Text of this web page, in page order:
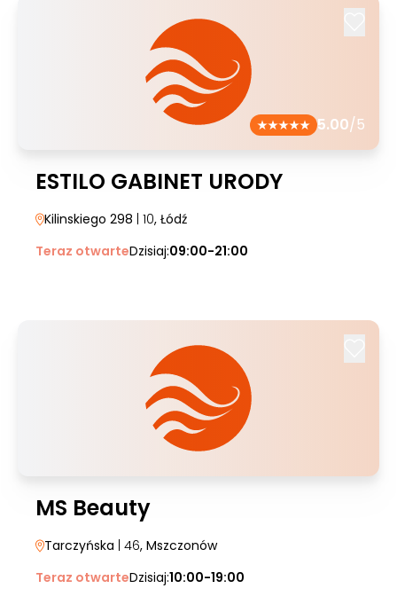
5.00/5
ESTILO GABINET URODY
Kilinskiego 298 | 10, Łódź
Teraz otwarteDzisiaj:09:00-21:00
MS Beauty
Tarczyńska | 46, Mszczonów
Teraz otwarteDzisiaj:10:00-19:00